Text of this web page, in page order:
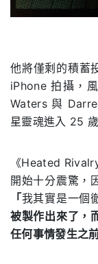
他將僅剩的積蓄
iPhone 拍攝，
Waters 與
星靈魂進入 25
《Heated
開始十分震驚，
「我其實是一個
被製作出來了，
任何事情發生之